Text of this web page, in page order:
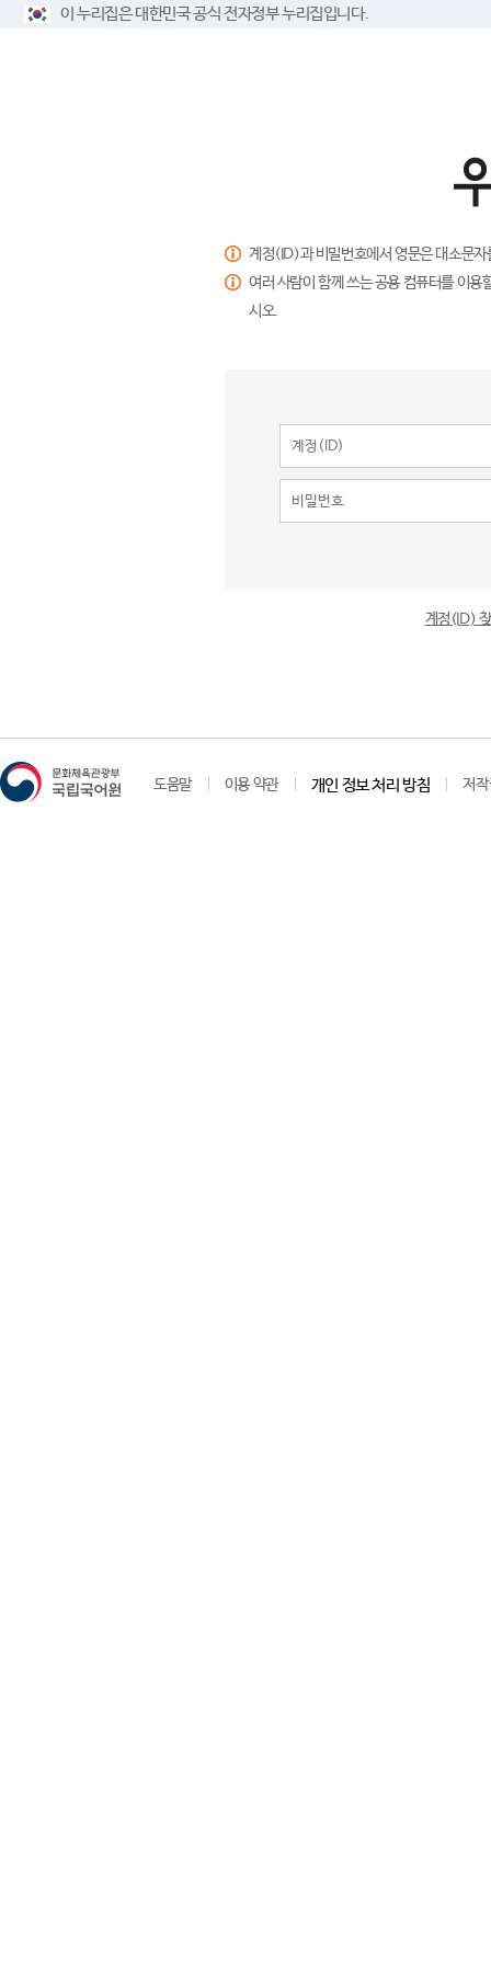
이 누리집은 대한민국 공식 전자정부 누리집입니다.
계정(ID)과 비밀번호에서 영문은 대소문
여러 사람이 함께 쓰는 공용 컴퓨터를 이
시오.
계정(ID)
도움말 이용 약관 개인 정보 처리 방침 저